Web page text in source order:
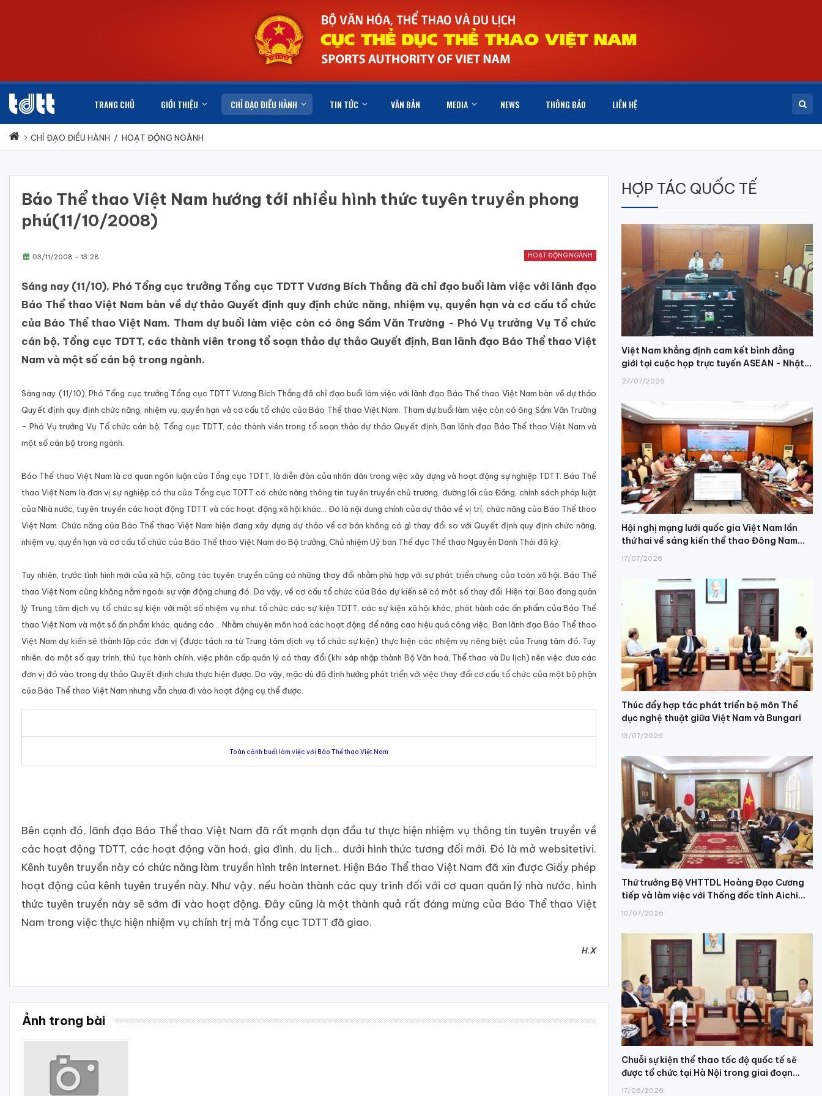
TRANG CHỦ GIỚI THIỆU CHỈ ĐẠO ĐIỀU HÀNH TIN TỨC VĂN BẢN MEDIA NEWS THÔNG BÁO LIÊN HỆ
CHỈ ĐẠO ĐIỀU HÀNH / HOẠT ĐỘNG NGÀNH
Báo Thể thao Việt Nam hướng tới nhiều hình thức tuyên truyền phong
phú(11/10/2008)
HOẠT ĐỘNG NGÀNH
03/11/2008 - 13:28
Sáng nay (11/10), Phó Tổng cục trưởng Tổng cục TDTT Vương Bích Thắng đã chỉ đạo buổi làm việc với lãnh đạo
Báo Thể thao Việt Nam bàn về dự thảo Quyết định quy định chức năng, nhiệm vụ, quyền hạn và cơ cấu tổ chức
của Báo Thể thao Việt Nam. Tham dự buổi làm việc còn có ông Sầm Văn Trường - Phó Vụ trưởng Vụ Tổ chức
cán bộ, Tổng cục TDTT, các thành viên trong tổ soạn thảo dự thảo Quyết định, Ban lãnh đạo Báo Thể thao Việt
Nam và một số cán bộ trong ngành.
Sáng nay (11/10), Phó Tổng cục trưởng Tổng cục TDTT Vương Bích Thắng đã chỉ đạo buổi làm việc với lãnh đạo Báo Thể thao Việt Nam bàn về dự thảo
Quyết định quy định chức năng, nhiệm vụ, quyền hạn và cơ cấu tổ chức của Báo Thể thao Việt Nam. Tham dự buổi làm việc còn có ông Sầm Văn Trường
- Phó Vụ trưởng Vụ Tổ chức cán bộ, Tổng cục TDTT, các thành viên trong tổ soạn thảo dự thảo Quyết định, Ban lãnh đạo Báo Thể thao Việt Nam và
một số cán bộ trong ngành.
Báo Thể thao Việt Nam là cơ quan ngôn luận của Tổng cục TDTT, là diễn đàn của nhân dân trong việc xây dựng và hoạt động sự nghiệp TDTT. Báo Thể
thao Việt Nam là đơn vị sự nghiệp có thu của Tổng cục TDTT có chức năng thông tin tuyên truyền chủ trương, đường lối của Đảng, chính sách pháp luật
của Nhà nước, tuyên truyền các hoạt động TDTT và các hoạt động xã hội khác... Đó là nội dung chính của dự thảo về vị trí, chức năng của Báo Thể thao
Việt Nam. Chức năng của Báo Thể thao Việt Nam hiện đang xây dựng dự thảo về cơ bản không có gì thay đổi so với Quyết định quy định chức năng,
nhiệm vụ, quyền hạn và cơ cấu tổ chức của Báo Thể thao Việt Nam do Bộ trưởng, Chủ nhiệm Uỷ ban Thể dục Thể thao Nguyễn Danh Thái đã ký.
Tuy nhiên, trước tình hình mới của xã hội, công tác tuyên truyền cũng có những thay đổi nhằm phù hợp với sự phát triển chung của toàn xã hội. Báo Thể
thao Việt Nam cũng không nằm ngoài sự vận động chung đó. Do vậy, về cơ cấu tổ chức của Báo dự kiến sẽ có một số thay đổi. Hiện tại, Báo đang quản
lý Trung tâm dịch vụ tổ chức sự kiện với một số nhiệm vụ như: tổ chức các sự kiện TDTT, các sự kiện xã hội khác, phát hành các ấn phẩm của Báo Thể
thao Việt Nam và một số ấn phẩm khác, quảng cáo... Nhằm chuyên môn hoá các hoạt động để nâng cao hiệu quả công việc, Ban lãnh đạo Báo Thể thao
Việt Nam dự kiến sẽ thành lập các đơn vị (được tách ra từ Trung tâm dịch vụ tổ chức sự kiện) thực hiện các nhiệm vụ riêng biệt của Trung tâm đó. Tuy
nhiên, do một số quy trình, thủ tục hành chính, việc phân cấp quản lý có thay đổi (khi sáp nhập thành Bộ Văn hoá, Thể thao và Du lịch) nên việc đưa các
đơn vị đó vào trong dự thảo Quyết định chưa thực hiện được. Do vậy, mặc dù đã định hướng phát triển với việc thay đổi cơ cấu tổ chức của một bộ phận
của Báo Thể thao Việt Nam nhưng vẫn chưa đi vào hoạt động cụ thể được.
Toàn cảnh buổi làm việc với Báo Thể thao Việt Nam
Bên cạnh đó, lãnh đạo Báo Thể thao Việt Nam đã rất mạnh dạn đầu tư thực hiện nhiệm vụ thông tin tuyên truyền về
các hoạt động TDTT, các hoạt động văn hoá, gia đình, du lịch... dưới hình thức tương đối mới. Đó là mở websitetivi.
Kênh tuyên truyền này có chức năng làm truyền hình trên Internet. Hiện Báo Thể thao Việt Nam đã xin được Giấy phép
hoạt động của kênh tuyên truyền này. Như vậy, nếu hoàn thành các quy trình đối với cơ quan quản lý nhà nước, hình
thức tuyên truyền này sẽ sớm đi vào hoạt động. Đây cũng là một thành quả rất đáng mừng của Báo Thể thao Việt
Nam trong việc thực hiện nhiệm vụ chính trị mà Tổng cục TDTT đã giao.
H.X
Ảnh trong bài
HỢP TÁC QUỐC TẾ
Việt Nam khẳng định cam kết bình đẳng
giới tại cuộc họp trực tuyến ASEAN - Nhật...
27/07/2026
Hội nghị mạng lưới quốc gia Việt Nam lần
thứ hai về sáng kiến thể thao Đông Nam...
17/07/2026
Thúc đẩy hợp tác phát triển bộ môn Thể
dục nghệ thuật giữa Việt Nam và Bungari
13/07/2026
Thứ trưởng Bộ VHTTDL Hoàng Đạo Cương
tiếp và làm việc với Thống đốc tỉnh Aichi...
10/07/2026
Chuỗi sự kiện thể thao tốc độ quốc tế sẽ
được tổ chức tại Hà Nội trong giai đoạn...
17/06/2026